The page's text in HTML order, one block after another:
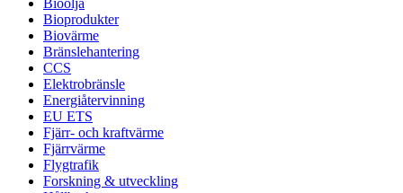
Bioolja
Bioprodukter
Biovärme
Bränslehantering
CCS
Elektrobränsle
Energiåtervinning
EU ETS
Fjärr- och kraftvärme
Fjärrvärme
Flygtrafik
Forskning & utveckling